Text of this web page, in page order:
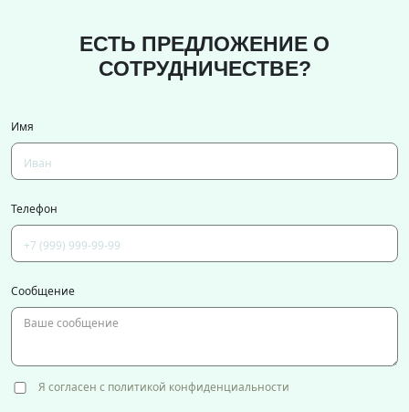
ЕСТЬ ПРЕДЛОЖЕНИЕ О
СОТРУДНИЧЕСТВЕ?
Имя
Телефон
Сообщение
Я согласен с политикой конфиденциальности